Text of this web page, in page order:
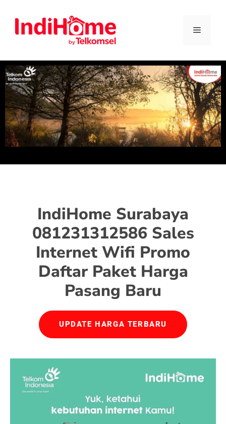
IndiHome Surabaya
081231312586 Sales
Internet Wifi Promo
Daftar Paket Harga
Pasang Baru
UPDATE HARGA TERBARU